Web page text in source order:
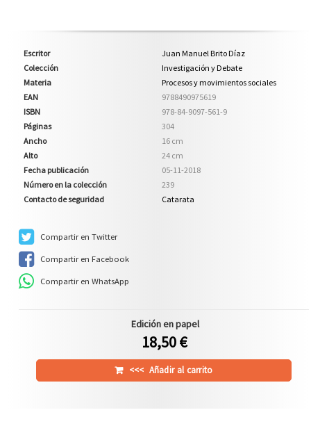
Escritor
Juan Manuel Brito Díaz
Colección
Investigación y Debate
Materia
Procesos y movimientos sociales
EAN
9788490975619
ISBN
978-84-9097-561-9
Páginas
304
Ancho
16 cm
Alto
24 cm
Fecha publicación
05-11-2018
Número en la colección
239
Contacto de seguridad
Catarata
Compartir en Twitter
Compartir en Facebook
Compartir en WhatsApp
Edición en papel
18,50 €
<<< Añadir al carrito